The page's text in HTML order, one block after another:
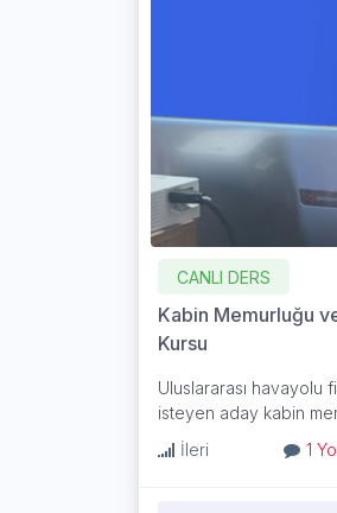
CANLI DERS
Kabin Memurluğu
Kursu
Uluslararası havayolu
isteyen aday kabin
İleri
1